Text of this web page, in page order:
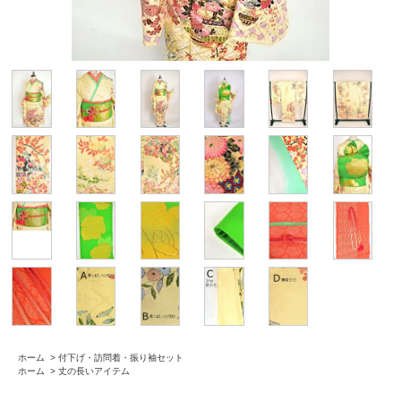
ホーム > 付下げ・訪問着・振り袖セット
ホーム
> 丈の長いアイテム